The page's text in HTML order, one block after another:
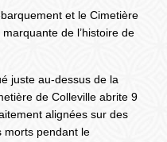
et le Cimetière
de l’histoire de
juste au-dessus de la
de Colleville abrite 9
alignées sur des
morts pendant le